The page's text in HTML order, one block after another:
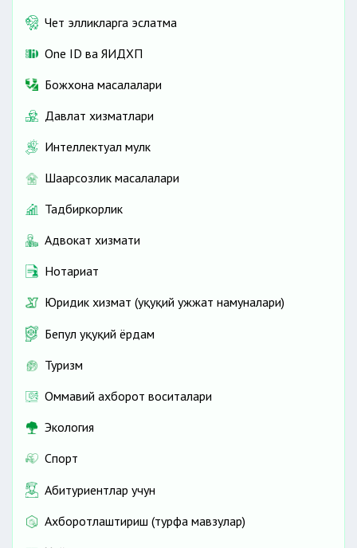
Чет элликларга эслатма
One ID ва ЯИДХП
Божхона масалалари
Давлат хизматлари
Интеллектуал мулк
Шаҳарсозлик масалалари
Тадбиркорлик
Адвокат хизмати
Нотариат
Юридик хизмат (ҳуқуқий ҳужжат намуналари)
Бепул ҳуқуқий ёрдам
Туризм
Оммавий ахборот воситалари
Экология
Спорт
Абитуриентлар учун
Ахборотлаштириш (турфа мавзулар)